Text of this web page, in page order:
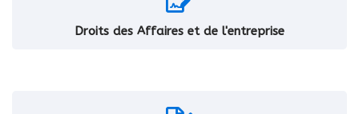
Droits des Affaires et de l'entreprise